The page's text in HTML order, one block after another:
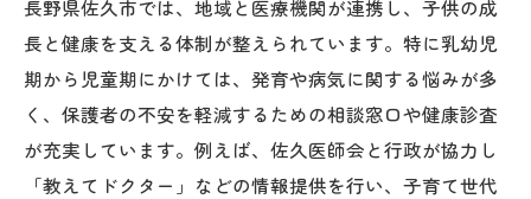
長野県佐久市では、地域と医療機関が連携し、子供の成
長と健康を支える体制が整えられています。特に乳幼児
期から児童期にかけては、発育や病気に関する悩みが多
く、保護者の不安を軽減するための相談窓口や健康診査
が充実しています。例えば、佐久医師会と行政が協力し
「教えてドクター」などの情報提供を行い、子育て世代